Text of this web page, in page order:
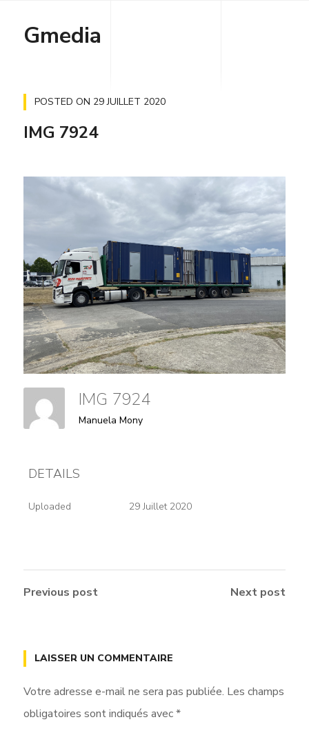
Gmedia
POSTED ON 29 JUILLET 2020
IMG 7924
IMG 7924
Manuela Mony
DETAILS
Uploaded 29 Juillet 2020
Previous post Next post
LAISSER UN COMMENTAIRE
Votre adresse e-mail ne sera pas publiée. Les champs
obligatoires sont indiqués avec*